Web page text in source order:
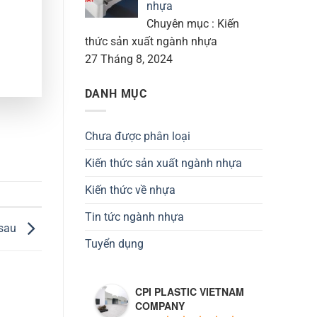
nhựa
Chuyên mục : Kiến
thức sản xuất ngành nhựa
27 Tháng 8, 2024
DANH MỤC
Chưa được phân loại
Kiến thức sản xuất ngành nhựa
Kiến thức về nhựa
Tin tức ngành nhựa
Tuyển dụng
CPI PLASTIC VIETNAM
COMPANY